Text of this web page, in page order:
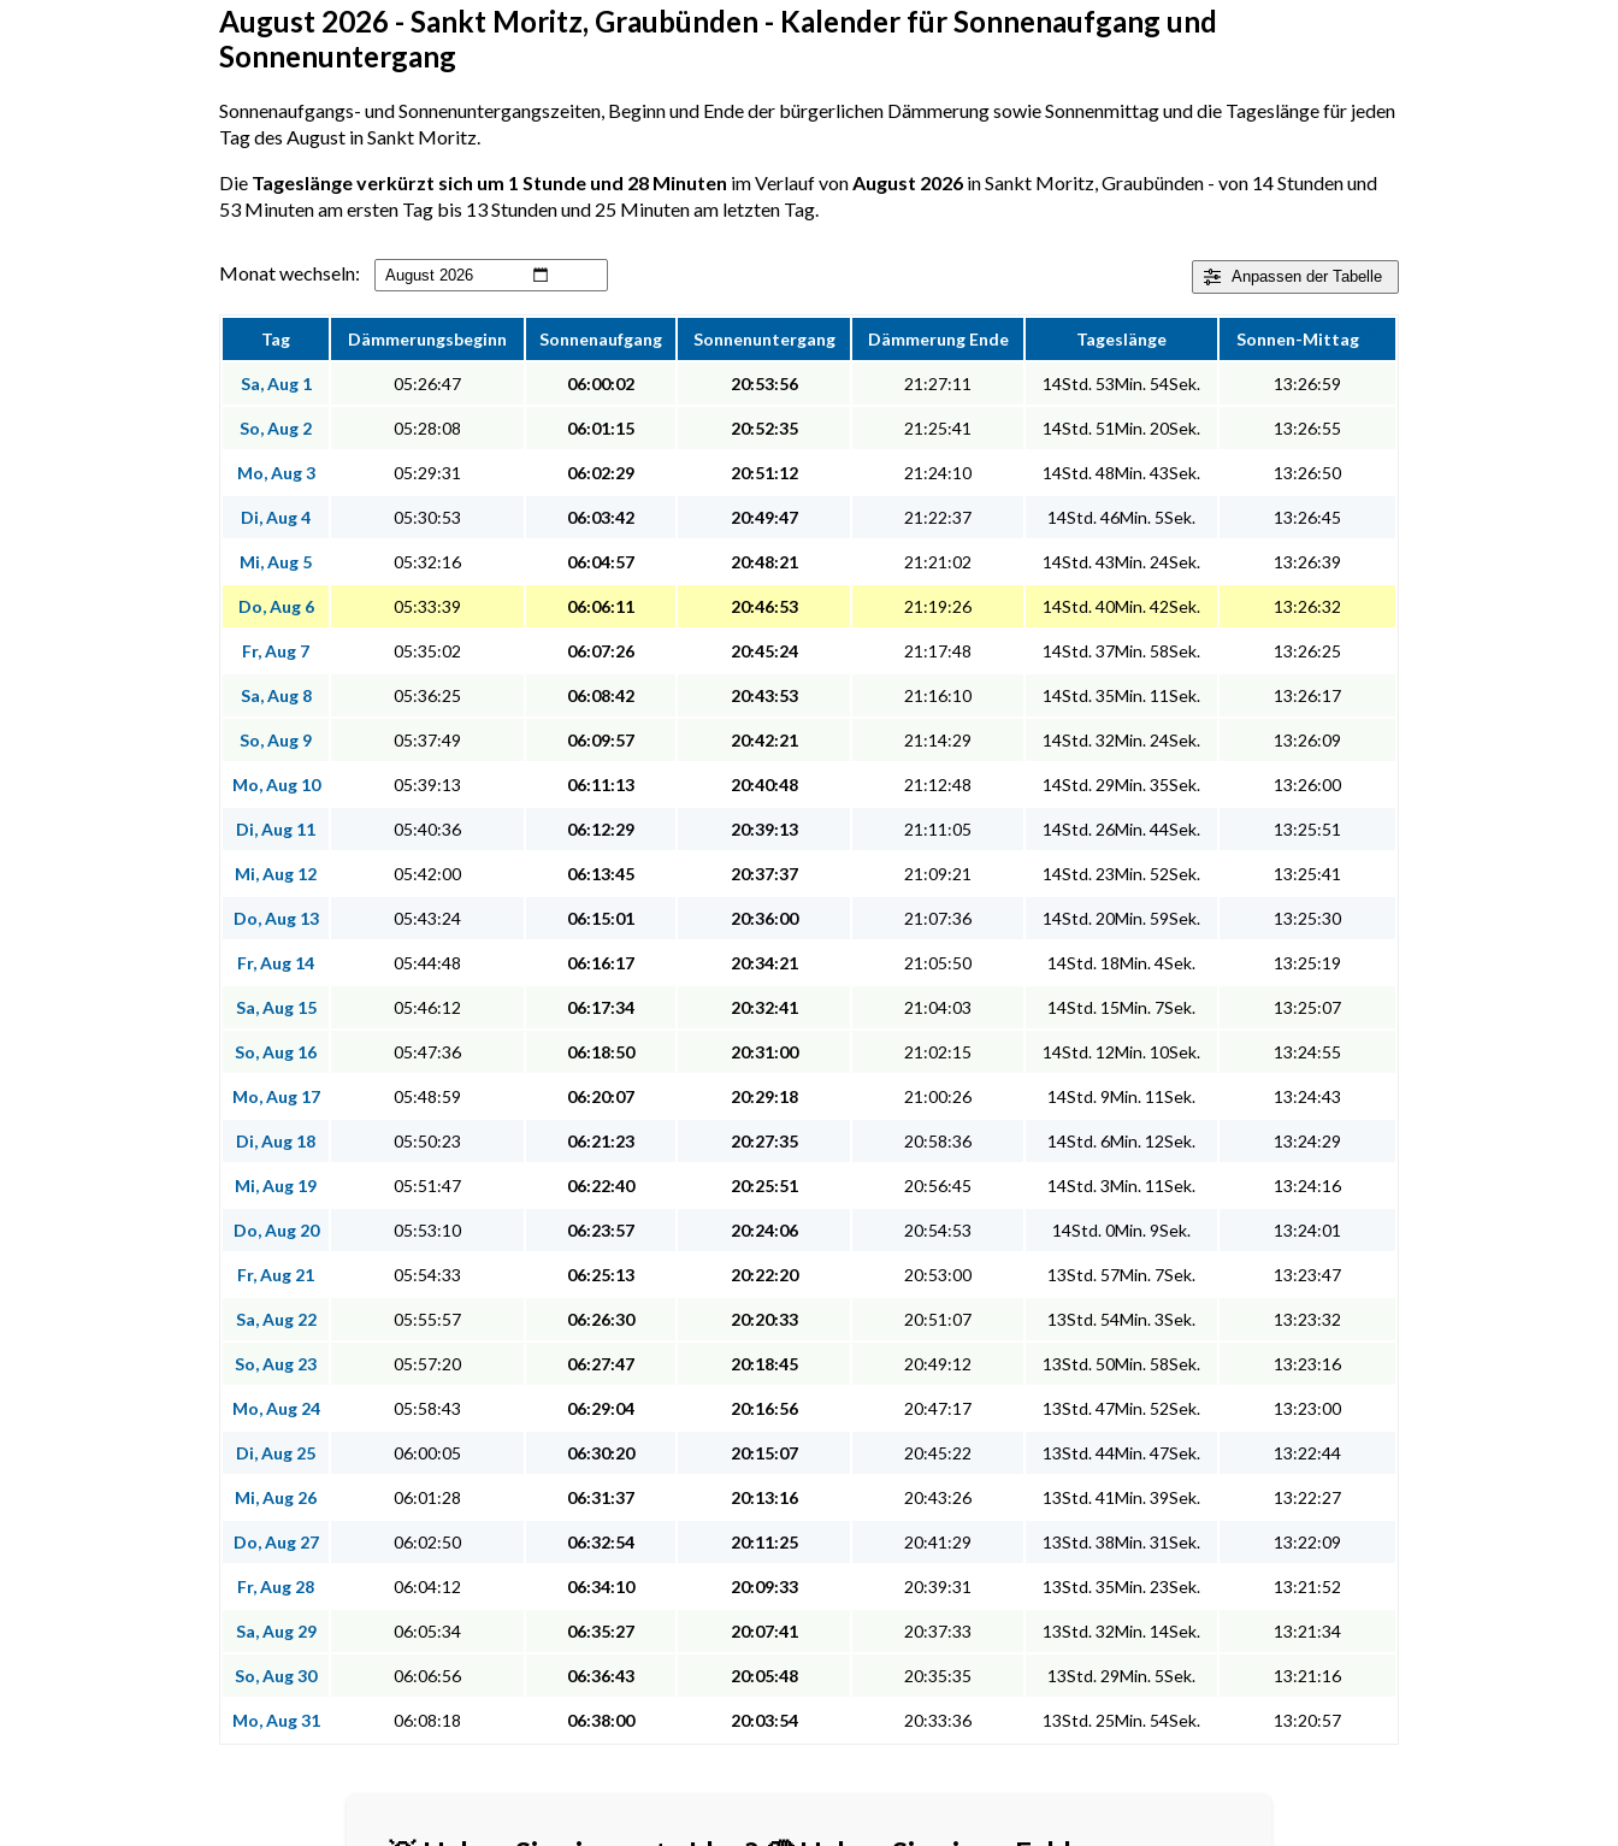
August 2026 - Sankt Moritz, Graubünden - Kalender für Sonnenaufgang und
Sonnenuntergang
Sonnenaufgangs- und Sonnenuntergangszeiten, Beginn und Ende der bürgerlichen Dämmerung sowie Sonnenmittag und die Tageslänge für jeden
Tag des August in Sankt Moritz.
Die Tageslänge verkürzt sich um 1 Stunde und 28 Minuten im Verlauf von August 2026 in Sankt Moritz, Graubünden - von 14 Stunden und
53 Minuten am ersten Tag bis 13 Stunden und 25 Minuten am letzten Tag.
Anpassen der Tabelle
Monat wechseln:
Tag Dämmerungsbeginn Sonnenaufgang Sonnenuntergang Dämmerung Ende Tageslänge Sonnen-Mittag
Sa, Aug 1 05:26:47 06:00:02 20:53:56 21:27:11 14Std. 53Min. 54Sek. 13:26:59
So, Aug 2 05:28:08 06:01:15 20:52:35 21:25:41 14Std. 51Min. 20Sek. 13:26:55
Mo, Aug 3 05:29:31 06:02:29 20:51:12 21:24:10 14Std. 48Min. 43Sek. 13:26:50
Di, Aug 4 05:30:53 06:03:42 20:49:47 21:22:37 14Std. 46Min. 5Sek. 13:26:45
Mi, Aug 5 05:32:16 06:04:57 20:48:21 21:21:02 14Std. 43Min. 24Sek. 13:26:39
Do, Aug 6 05:33:39 06:06:11 20:46:53 21:19:26 14Std. 40Min. 42Sek. 13:26:32
Fr, Aug 7 05:35:02 06:07:26 20:45:24 21:17:48 14Std. 37Min. 58Sek. 13:26:25
Sa, Aug 8 05:36:25 06:08:42 20:43:53 21:16:10 14Std. 35Min. 11Sek. 13:26:17
So, Aug 9 05:37:49 06:09:57 20:42:21 21:14:29 14Std. 32Min. 24Sek. 13:26:09
Mo, Aug 10 05:39:13 06:11:13 20:40:48 21:12:48 14Std. 29Min. 35Sek. 13:26:00
Di, Aug 11 05:40:36 06:12:29 20:39:13 21:11:05 14Std. 26Min. 44Sek. 13:25:51
Mi, Aug 12 05:42:00 06:13:45 20:37:37 21:09:21 14Std. 23Min. 52Sek. 13:25:41
Do, Aug 13 05:43:24 06:15:01 20:36:00 21:07:36 14Std. 20Min. 59Sek. 13:25:30
Fr, Aug 14 05:44:48 06:16:17 20:34:21 21:05:50 14Std. 18Min. 4Sek. 13:25:19
Sa, Aug 15 05:46:12 06:17:34 20:32:41 21:04:03 14Std. 15Min. 7Sek. 13:25:07
So, Aug 16 05:47:36 06:18:50 20:31:00 21:02:15 14Std. 12Min. 10Sek. 13:24:55
Mo, Aug 17 05:48:59 06:20:07 20:29:18 21:00:26 14Std. 9Min. 11Sek. 13:24:43
Di, Aug 18 05:50:23 06:21:23 20:27:35 20:58:36 14Std. 6Min. 12Sek. 13:24:29
Mi, Aug 19 05:51:47 06:22:40 20:25:51 20:56:45 14Std. 3Min. 11Sek. 13:24:16
Do, Aug 20 05:53:10 06:23:57 20:24:06 20:54:53 14Std. 0Min. 9Sek. 13:24:01
Fr, Aug 21 05:54:33 06:25:13 20:22:20 20:53:00 13Std. 57Min. 7Sek. 13:23:47
Sa, Aug 22 05:55:57 06:26:30 20:20:33 20:51:07 13Std. 54Min. 3Sek. 13:23:32
So, Aug 23 05:57:20 06:27:47 20:18:45 20:49:12 13Std. 50Min. 58Sek. 13:23:16
Mo, Aug 24 05:58:43 06:29:04 20:16:56 20:47:17 13Std. 47Min. 52Sek. 13:23:00
Di, Aug 25 06:00:05 06:30:20 20:15:07 20:45:22 13Std. 44Min. 47Sek. 13:22:44
Mi, Aug 26 06:01:28 06:31:37 20:13:16 20:43:26 13Std. 41Min. 39Sek. 13:22:27
Do, Aug 27 06:02:50 06:32:54 20:11:25 20:41:29 13Std. 38Min. 31Sek. 13:22:09
Fr, Aug 28 06:04:12 06:34:10 20:09:33 20:39:31 13Std. 35Min. 23Sek. 13:21:52
Sa, Aug 29 06:05:34 06:35:27 20:07:41 20:37:33 13Std. 32Min. 14Sek. 13:21:34
So, Aug 30 06:06:56 06:36:43 20:05:48 20:35:35 13Std. 29Min. 5Sek. 13:21:16
Mo, Aug 31 06:08:18 06:38:00 20:03:54 20:33:36 13Std. 25Min. 54Sek. 13:20:57